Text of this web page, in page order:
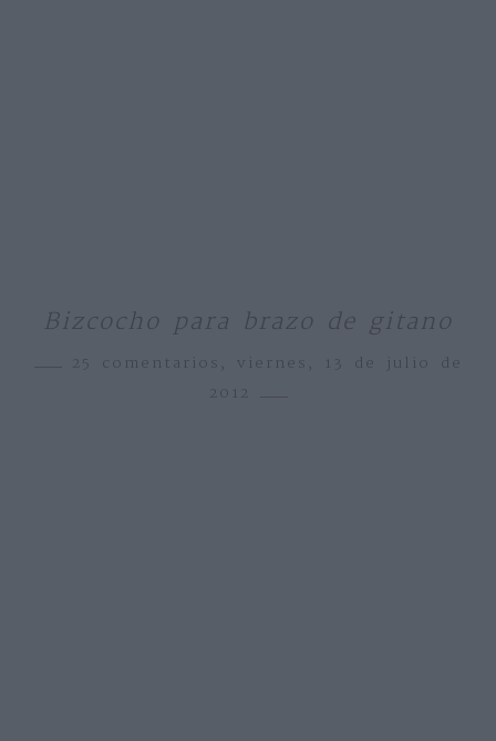
Bizcocho para brazo de gitano
25 comentarios, viernes, 13 de julio de
2012